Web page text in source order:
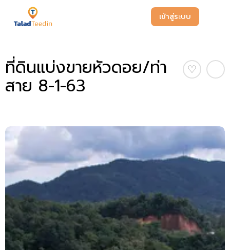
เข้าสู่ระบบ
ที่ดินแบ่งขายหัวดอย/ท่า
สาย 8-1-63
♡